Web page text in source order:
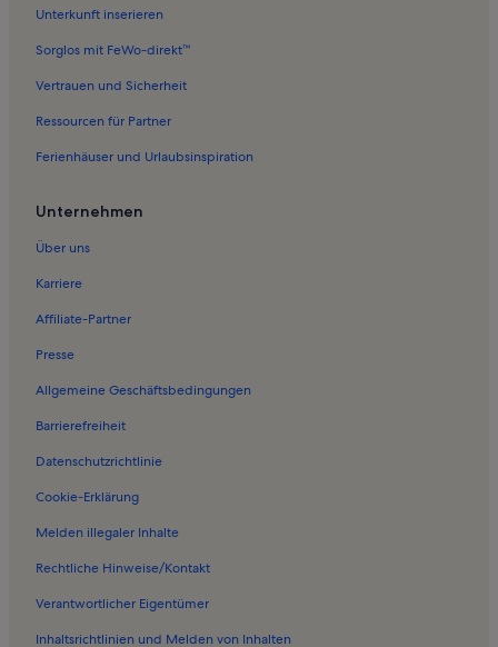
Ferienwohnungen in Lennestadt
Ferienwohnungen in Kückelheim
Ferienwohnungen in Cobbenrode
Ferienwohnungen in Sauerland
Ferienwohnungen in Minigolf Elspe
Ferienwohnungen in Gnurren
Ferienwohnungen in Rochuskapelle
Ferienwohnungen in Melbecke
Ferienwohnungen in Oedingen
Ferienwohnungen in Sternwarte Schömberg
Ferienwohnungen in Autobahn
Ferienunterkünfte nahe Lennestadt-Altenhundem Station
Ferienwohnungen in Schlah
Unterkunft inserieren
Sorglos mit FeWo-direkt™
Vertrauen und Sicherheit
Ressourcen für Partner
Ferienhäuser und Urlaubsinspiration
Unternehmen
Über uns
Karriere
Affiliate-Partner
Presse
Allgemeine Geschäftsbedingungen
Barrierefreiheit
Datenschutzrichtlinie
Cookie-Erklärung
Melden illegaler Inhalte
Rechtliche Hinweise/Kontakt
Verantwortlicher Eigentümer
Inhaltsrichtlinien und Melden von Inhalten